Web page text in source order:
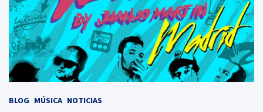
BLOG MÚSICA NOTICIAS